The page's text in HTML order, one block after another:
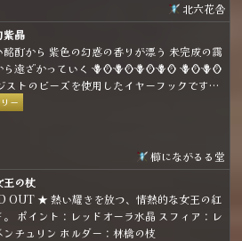
北六花舎
紫晶
から 紫色の幻惑の香りが漂う 未完成の靄
ていく 🪻🪞🪻🪞🪻🪞🪻🪞 🪻🪞🪻🪞
ゴールドの組み合わせで煌びやかな雰囲気
ー
櫛にながるる堂
王の杖
OUT ★ 熱い耀きを放つ、情熱的な女王の紅
ア：レ
ンチュリン ホルダー：林檎の枝